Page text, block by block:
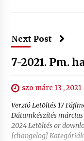
Next Post
7-2021. Pm.
szo márc 13 , 2021
Verzió Letöltés 17
Dátumkészítés
2024 Letöltés or
[changelog]